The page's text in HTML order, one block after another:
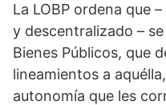
La LOBP ordena que
y descentralizado –
Bienes Públicos, que
lineamientos a
autonomía que les